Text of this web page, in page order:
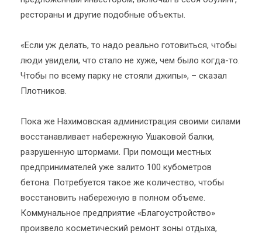
рестораны и другие подобные объекты.
«Если уж делать, то надо реально готовиться, чтобы
люди увидели, что стало не хуже, чем было когда-то.
Чтобы по всему парку не стояли джипы», – сказал
Плотников.
Пока же Нахимовская администрация своими силами
восстанавливает набережную Ушаковой балки,
разрушенную штормами. При помощи местных
предпринимателей уже залито 100 кубометров
бетона. Потребуется такое же количество, чтобы
восстановить набережную в полном объеме.
Коммунальное предприятие «Благоустройство»
произвело косметический ремонт зоны отдыха,